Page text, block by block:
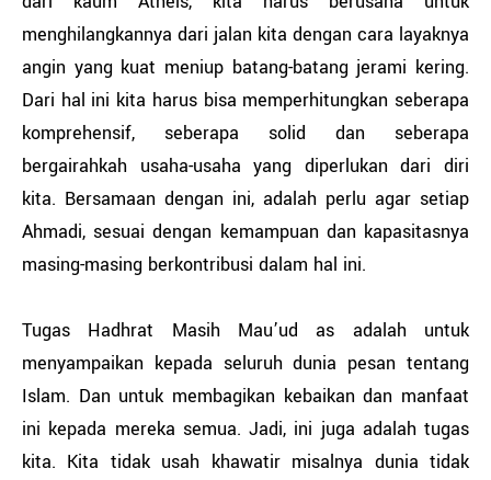
menghilangkannya dari jalan kita dengan cara layaknya
angin yang kuat meniup batang-batang jerami kering.
Dari hal ini kita harus bisa memperhitungkan seberapa
komprehensif, seberapa solid dan seberapa
bergairahkah usaha-usaha yang diperlukan dari diri
kita. Bersamaan dengan ini, adalah perlu agar setiap
Ahmadi, sesuai dengan kemampuan dan kapasitasnya
masing-masing berkontribusi dalam hal ini.
Tugas Hadhrat Masih Mau’ud as adalah untuk
menyampaikan kepada seluruh dunia pesan tentang
Islam. Dan untuk membagikan kebaikan dan manfaat
ini kepada mereka semua. Jadi, ini juga adalah tugas
kita. Kita tidak usah khawatir misalnya dunia tidak